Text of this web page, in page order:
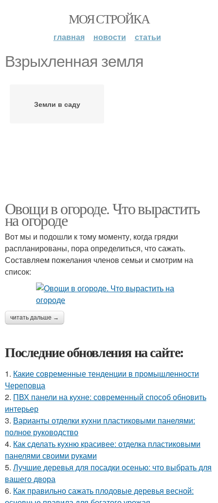
МОЯ СТРОЙКА
главная новости статьи
Взрыхленная земля
Земли в саду
Овощи в огороде. Что вырастить
на огороде
Вот мы и подошли к тому моменту, когда грядки
распланированы, пора определиться, что сажать.
Составляем пожелания членов семьи и смотрим на
список:
читать дальше →
Последние обновления на сайте:
1. Какие современные тенденции в промышленности
Череповца
2. ПВХ панели на кухне: современный способ обновить
интерьер
3. Варианты отделки кухни пластиковыми панелями:
полное руководство
4. Как сделать кухню красивее: отделка пластиковыми
панелями своими руками
5. Лучшие деревья для посадки осенью: что выбрать для
вашего двора
6. Как правильно сажать плодовые деревья весной: